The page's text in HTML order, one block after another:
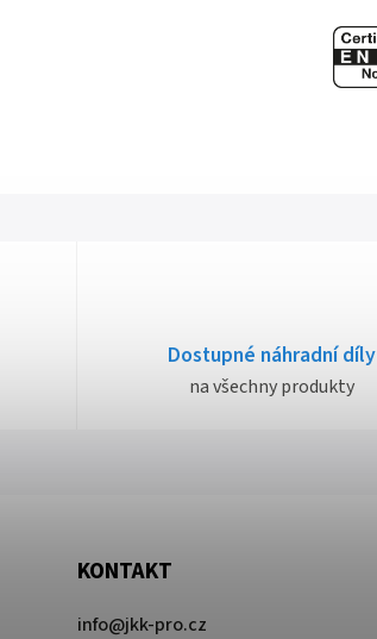
Dostupné náhradní díly
na všechny produkty
KONTAKT
info@jkk-pro.cz